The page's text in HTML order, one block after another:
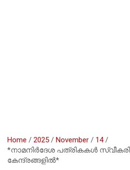
Home 2025 November
14
*നാമനിര്‍ദേശ പത്രികകള്‍
കേന്ദ്രങ്ങളില്‍*